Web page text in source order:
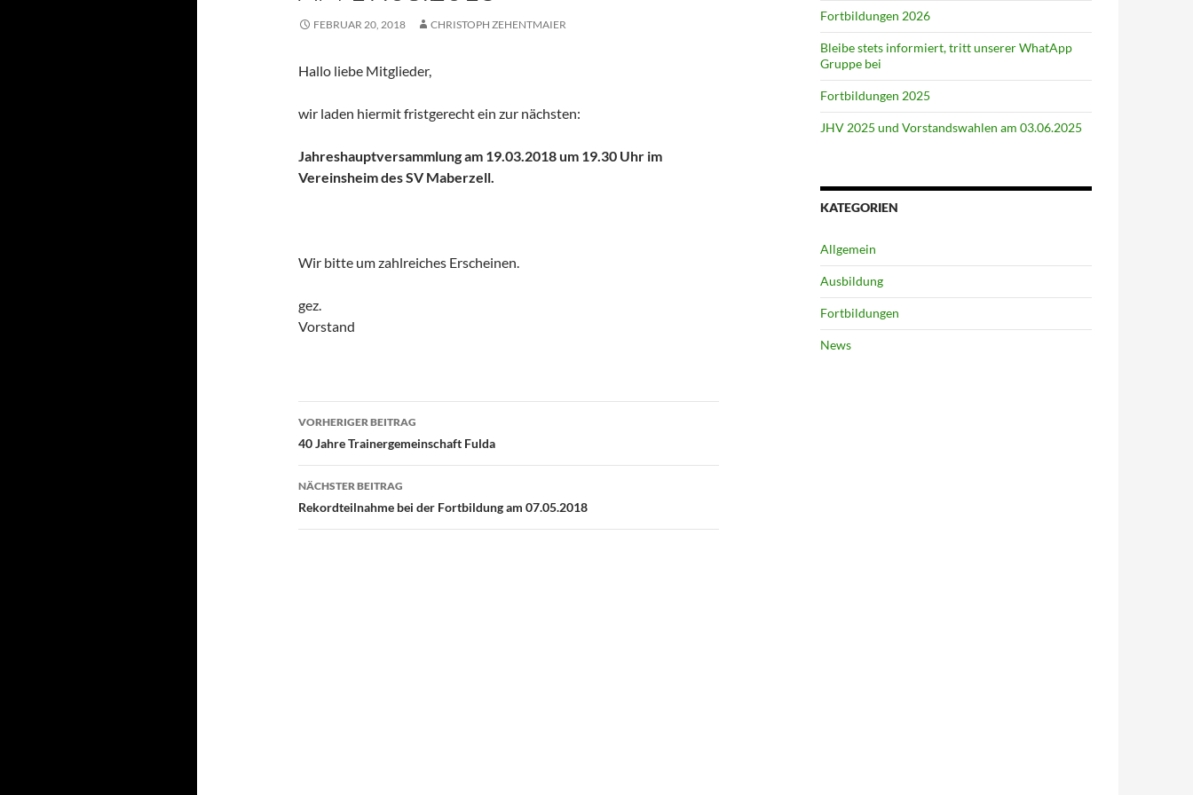
FEBRUAR 20, 2018 CHRISTOPH ZEHENTMAIER
Hallo liebe Mitglieder,
wir laden hiermit fristgerecht ein zur nächsten:
Jahreshauptversammlung am 19.03.2018 um 19.30 Uhr im
Vereinsheim des SV Maberzell.
Wir bitte um zahlreiches Erscheinen.
gez.
Vorstand
Beitragsnavigation
VORHERIGER BEITRAG
40 Jahre Trainergemeinschaft Fulda
NÄCHSTER BEITRAG
Rekordteilnahme bei der Fortbildung am 07.05.2018
Fortbildungen 2026
Bleibe stets informiert, tritt unserer WhatApp
Gruppe bei
Fortbildungen 2025
JHV 2025 und Vorstandswahlen am 03.06.2025
KATEGORIEN
Allgemein
Ausbildung
Fortbildungen
News